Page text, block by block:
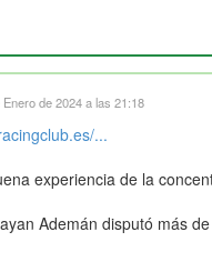
de 2024 a las 21:18
...
experiencia de la
Ademán disputó más